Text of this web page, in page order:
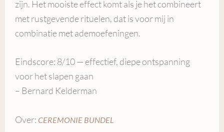
zijn. Het mooiste effect komt als je het combineert
met rustgevende rituelen, dat is voor mij in
combinatie met ademoefeningen.
Eindscore: 8/10 — effectief, diepe ontspanning
voor het slapen gaan
– Bernard Kelderman
Over: CEREMONIE BUNDEL